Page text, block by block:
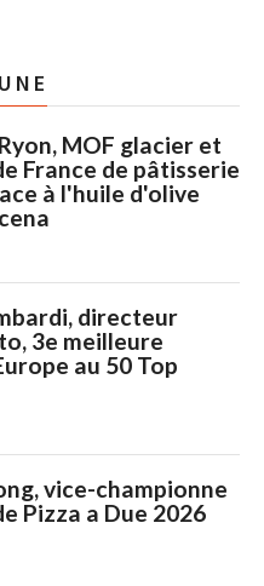
MOF glacier et
France de pâtisserie
à l'huile d'olive
directeur
3e meilleure
au 50 Top
vice-championne
Pizza a Due 2026